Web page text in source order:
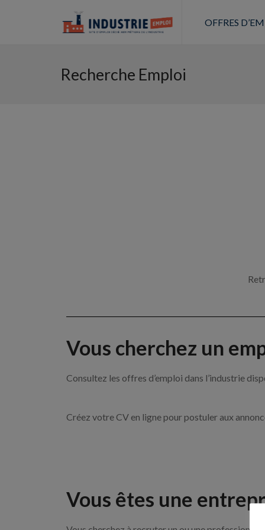
OFFRES
Recherche Emploi
Vous cherchez un
Consultez les offres d’emploi dans l’industrie
Créez votre CV en ligne pour postuler aux
Vous êtes une